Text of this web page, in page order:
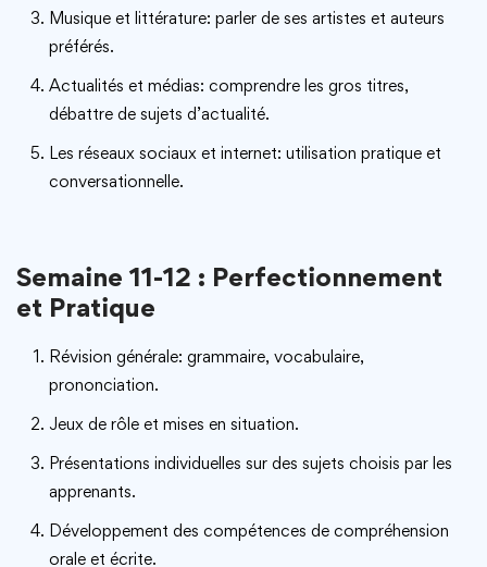
Musique et littérature: parler de ses artistes et auteurs
préférés.
Actualités et médias: comprendre les gros titres,
débattre de sujets d’actualité.
Les réseaux sociaux et internet: utilisation pratique et
conversationnelle.
Semaine 11-12 : Perfectionnement
et Pratique
Révision générale: grammaire, vocabulaire,
prononciation.
Jeux de rôle et mises en situation.
Présentations individuelles sur des sujets choisis par les
apprenants.
Développement des compétences de compréhension
orale et écrite.